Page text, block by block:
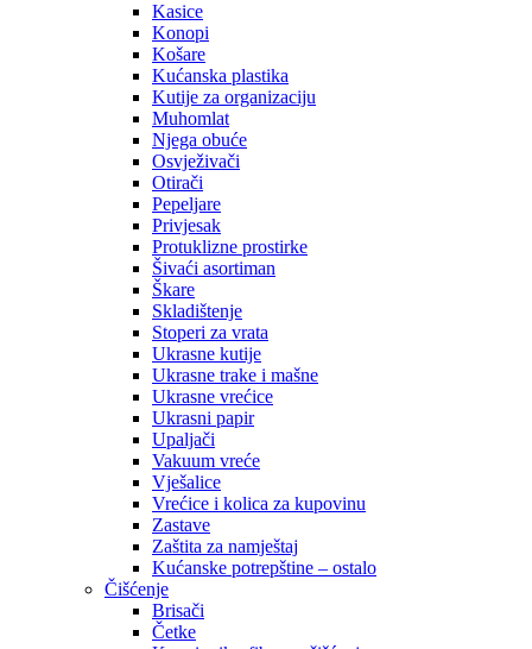
Kasice
Konopi
Košare
Kućanska plastika
Kutije za organizaciju
Muhomlat
Njega obuće
Osvježivači
Otirači
Pepeljare
Privjesak
Protuklizne prostirke
Šivaći asortiman
Škare
Skladištenje
Stoperi za vrata
Ukrasne kutije
Ukrasne trake i mašne
Ukrasne vrećice
Ukrasni papir
Upaljači
Vakuum vreće
Vješalice
Vrećice i kolica za kupovinu
Zastave
Zaštita za namještaj
Kućanske potrepštine – ostalo
Čišćenje
Brisači
Četke